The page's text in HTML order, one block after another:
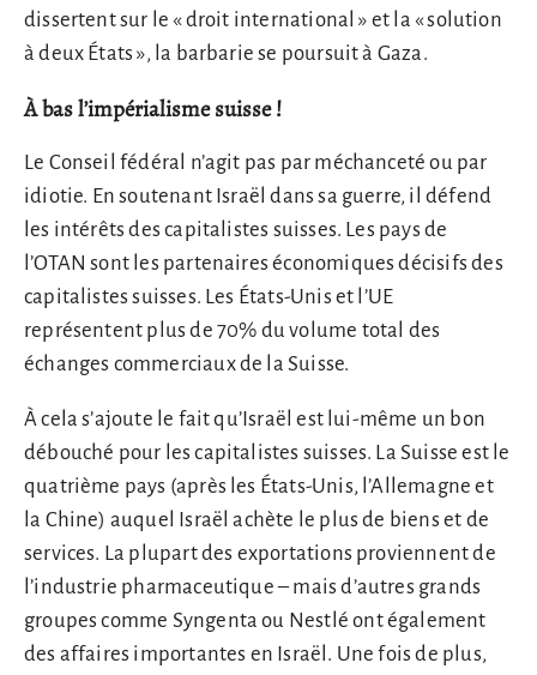
dissertent sur le « droit international » et la « solution
à deux États », la barbarie se poursuit à Gaza.
À bas l’impérialisme suisse !
Le Conseil fédéral n’agit pas par méchanceté ou par
idiotie. En soutenant Israël dans sa guerre, il défend
les intérêts des capitalistes suisses. Les pays de
l’OTAN sont les partenaires économiques décisifs des
capitalistes suisses. Les États-Unis et l’UE
représentent plus de 70% du volume total des
échanges commerciaux de la Suisse.
À cela s’ajoute le fait qu’Israël est lui-même un bon
débouché pour les capitalistes suisses. La Suisse est le
quatrième pays (après les États-Unis, l’Allemagne et
la Chine) auquel Israël achète le plus de biens et de
services. La plupart des exportations proviennent de
l’industrie pharmaceutique – mais d’autres grands
groupes comme Syngenta ou Nestlé ont également
des affaires importantes en Israël. Une fois de plus,